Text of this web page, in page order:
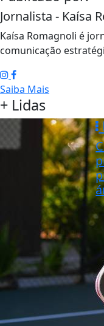
Jornalista - Kaísa
Kaísa Romagnoli é
comunicação
Saiba Mais
+ Lidas